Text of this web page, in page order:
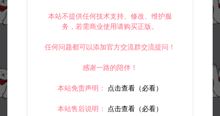
收藏 (1) 打赏 点赞 (0)
©版权免责声明
若您需要商业运营或用于其他商业活动，请您购买正版授权并合法
如果本站有侵犯、不妥之处的资源，请在网站右边客服联系我们。
本站不提供任何技术支持、修改、维护服
务，若需商业使用请购买正版。
任何问题都可以添加官方交流群交流提问！
感谢一路的陪伴！
本站免责声明： 点击查看（必看）
本站售后说明： 点击查看（必看）